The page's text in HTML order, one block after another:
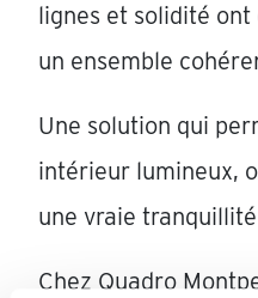
lignes et solidité
un ensemble
Une solution qui
intérieur lumineux,
une vraie tranquillité
Chez Quadro